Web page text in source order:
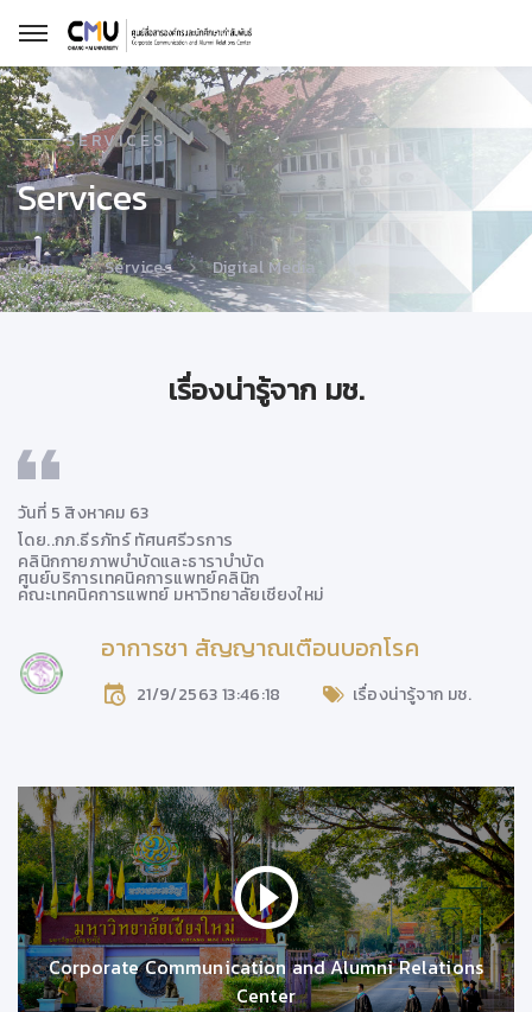
SERVICES
Services
Home Services Digital Media
เรื่องน่ารู้จาก มช.
วันที่ 5 สิงหาคม 63
โดย..กภ.ธีรภัทร์ ทัศนศรีวรการ
คลินิกกายภาพบำบัดและธาราบำบัด
ศูนย์บริการเทคนิคการแพทย์คลินิก
คณะเทคนิคการแพทย์ มหาวิทยาลัยเชียงใหม่
อาการชา สัญญาณเตือนบอกโรค
21/9/2563 13:46:18 เรื่องน่ารู้จาก มช.
Corporate Communication and Alumni Relations
Center